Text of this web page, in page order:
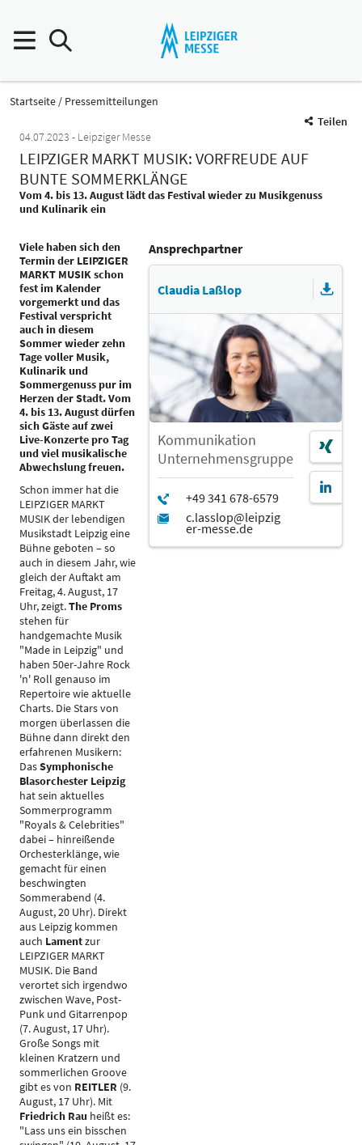
Startseite
Pressemitteilungen
Teilen
04.07.2023
Leipziger Messe
LEIPZIGER MARKT MUSIK: VORFREUDE AUF
BUNTE SOMMERKLÄNGE
Vom 4. bis 13. August lädt das Festival wieder zu Musikgenuss
und Kulinarik ein
Viele haben sich den
Termin der LEIPZIGER
MARKT MUSIK schon
fest im Kalender
vorgemerkt und das
Festival verspricht
auch in diesem
Sommer wieder zehn
Tage voller Musik,
Kulinarik und
Sommergenuss pur im
Herzen der Stadt. Vom
4. bis 13. August dürfen
sich Gäste auf zwei
Live-Konzerte pro Tag
und viel musikalische
Abwechslung freuen.
Schon immer hat die
LEIPZIGER MARKT
MUSIK der lebendigen
Musikstadt Leipzig eine
Bühne geboten – so
auch in diesem Jahr, wie
gleich der Auftakt am
Freitag, 4. August, 17
Uhr, zeigt.The Proms
stehen für
handgemachte Musik
"Made in Leipzig" und
haben 50er-Jahre Rock
'n' Roll genauso im
Repertoire wie aktuelle
Charts. Die Stars von
morgen überlassen die
Bühne dann direkt den
erfahrenen Musikern:
DasSymphonische
Blasorchester Leipzig
hat sein aktuelles
Sommerprogramm
"Royals & Celebrities"
dabei – hinreißende
Orchesterklänge, wie
gemacht für einen
beschwingten
Sommerabend (4.
August, 20 Uhr). Direkt
aus Leipzig kommen
auch Lamentzur
LEIPZIGER MARKT
MUSIK. Die Band
verortet sich irgendwo
zwischen Wave, Post-
Punk und Gitarrenpop
(7. August, 17 Uhr).
Große Songs mit
kleinen Kratzern und
sommerlichen Groove
gibt es von REITLER (9.
August, 17 Uhr). Mit
Friedrich Rau heißt es:
"Lass uns ein bisschen
Ansprechpartner
Claudia Laßlop
Kommunikation
Unternehmensgruppe